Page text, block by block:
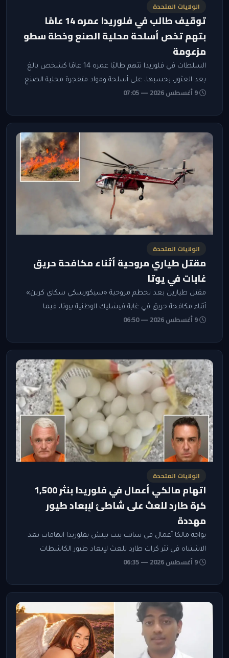
الولايات المتحدة
توقيف طالب في فلوريدا عمره 14 عامًا
بتهم تخص أسلحة محلية الصنع وخطة سطو
مزعومة
السلطات في فلوريدا تتهم طالبًا عمره 14 عامًا كشخص بالغ
بعد العثور، بحسبها، على أسلحة ومواد متفجرة محلية الصنع
في منزله، فيما تنفي محاميته وجود دليل على نية إيذاء أحد.
9 أغسطس 2026 — 07:05
الولايات المتحدة
مقتل طياري مروحية أثناء مكافحة حريق
غابات في يوتا
مقتل طيارين بعد تحطم مروحية «سيكورسكي سكاي كرين»
أثناء مكافحة حريق في غابة فيشليك الوطنية بيوتا، فيما
امتدت حرائق أخرى في غرب الولايات المتحدة وكولومبيا
9 أغسطس 2026 — 06:50
الولايات المتحدة
اتهام مالكي أعمال في فلوريدا بنثر 1,500
كرة طارد للعث على شاطئ لإبعاد طيور
مهددة
يواجه مالكا أعمال في سانت بيت بيتش بفلوريدا اتهامات بعد
الاشتباه في نثر كرات طارد للعث لإبعاد طيور الكاشطات
السوداء المهددة عن التعشيش قرب منشآتيهما.
9 أغسطس 2026 — 06:35